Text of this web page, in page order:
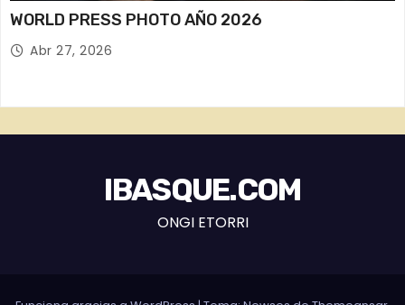
WORLD PRESS PHOTO AÑO 2026
Abr 27, 2026
IBASQUE.COM
ONGI ETORRI